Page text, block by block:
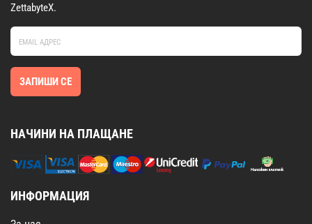
ZettabyteX.
ЗАПИШИ СЕ
НАЧИНИ НА ПЛАЩАНЕ
ИНФОРМАЦИЯ